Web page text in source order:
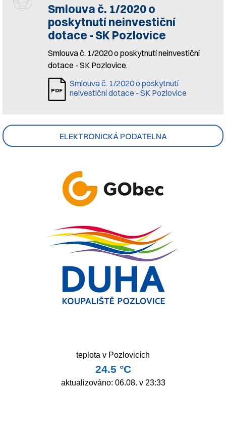
ELEKTRONICKÁ PODATELNA
Smlouva č. 1/2020 o
poskytnutí neinvestiční
dotace - SK Pozlovice
Smlouva č. 1/2020 o poskytnutí neinvestiční
dotace - SK Pozlovice.
Smlouva č. 1/2020 o poskytnutí
neivestiční dotace - SK Pozlovice